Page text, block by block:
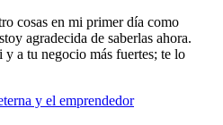
cosas en mi primer día como
agradecida de saberlas ahora.
y a tu negocio más fuertes; te lo
y el emprendedor